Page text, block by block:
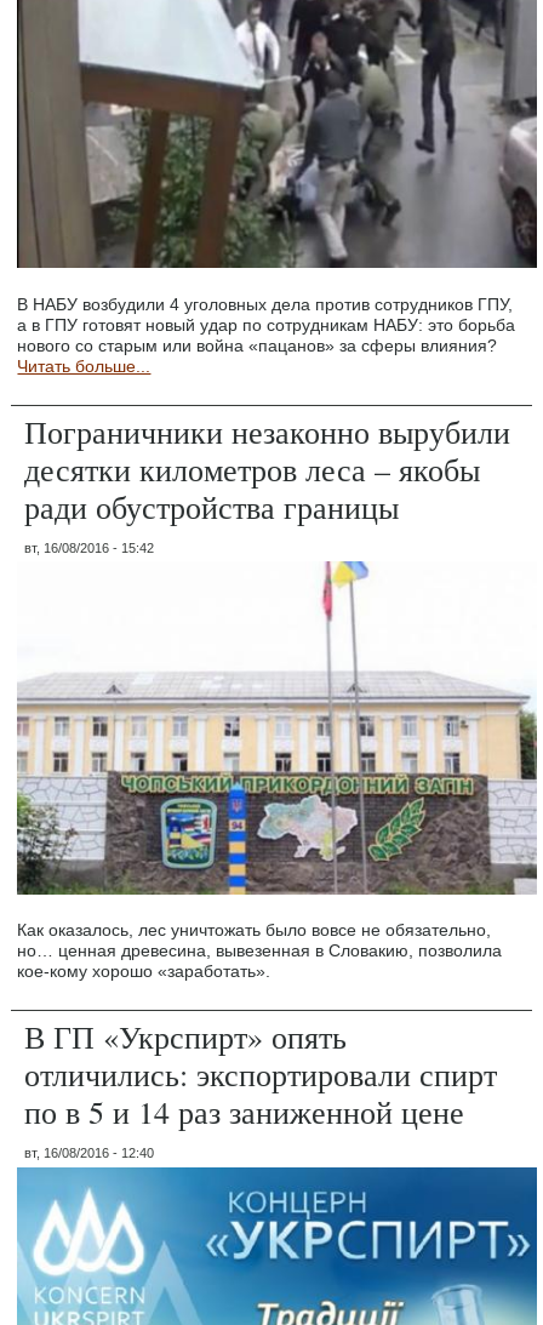
В НАБУ возбудили 4 уголовных дела против сотрудников ГПУ,
а в ГПУ готовят новый удар по сотрудникам НАБУ: это борьба
нового со старым или война «пацанов» за сферы влияния?
Читать больше...
Пограничники незаконно вырубили
десятки километров леса – якобы
ради обустройства границы
вт, 16/08/2016 - 15:42
Как оказалось, лес уничтожать было вовсе не обязательно,
но… ценная древесина, вывезенная в Словакию, позволила
кое-кому хорошо «заработать».
В ГП «Укрспирт» опять
отличились: экспортировали спирт
по в 5 и 14 раз заниженной цене
вт, 16/08/2016 - 12:40